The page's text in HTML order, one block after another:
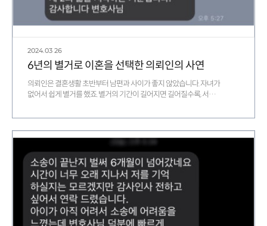
2024.03 26
6년의 별거로 이혼을 선택한 의뢰인의 사연
의뢰인은 결혼생활 초반부터 남편과 사이가 좋지 않았습니다. 자녀가
없어서 쉽게 별거를 했죠. 별거의 기간이 길어지면 길어질수록, 서…